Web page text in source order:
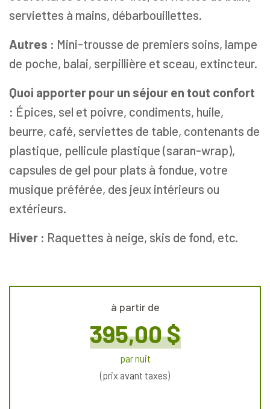
serviettes à mains, débarbouillettes.
Autres : Mini-trousse de premiers soins, lampe
de poche, balai, serpillière et sceau, extincteur.
Quoi apporter pour un séjour en tout confort
: Épices, sel et poivre, condiments, huile,
beurre, café, serviettes de table, contenants de
plastique, pellicule plastique (saran-wrap),
capsules de gel pour plats à fondue, votre
musique préférée, des jeux intérieurs ou
extérieurs.
Hiver : Raquettes à neige, skis de fond, etc.
à partir de
395,00 $
par nuit
(prix avant taxes)